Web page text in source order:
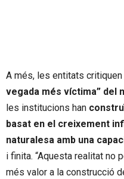
A més, les entitats critiquen
vegada més víctima” del
les institucions han
basat en el creixement
naturalesa amb una
i finita. “Aquesta realitat no
més valor a la construcció